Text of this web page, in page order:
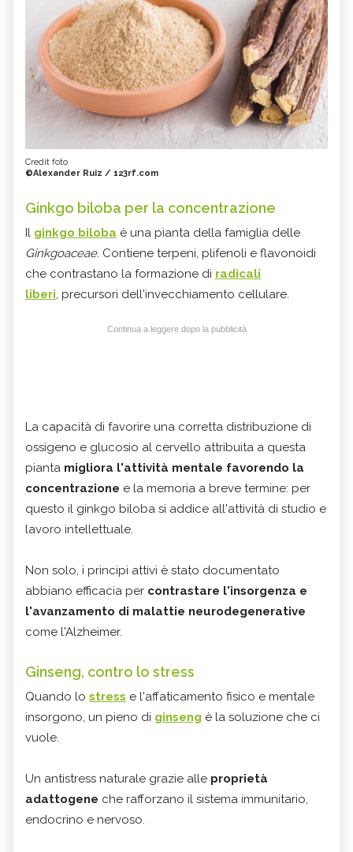
Credit foto
©Alexander Ruiz / 123rf.com
Ginkgo biloba per la concentrazione
Il ginkgo biloba è una pianta della famiglia delle
Ginkgoaceae. Contiene terpeni, plifenoli e flavonoidi
che contrastano la formazione di radicali
liberi, precursori dell'invecchiamento cellulare.
Continua a leggere dopo la pubblicità
La capacità di favorire una corretta distribuzione di
ossigeno e glucosio al cervello attribuita a questa
pianta migliora l'attività mentale favorendo la
concentrazione e la memoria a breve termine: per
questo il ginkgo biloba si addice all'attività di studio e
lavoro intellettuale.
Non solo, i principi attivi è stato documentato
abbiano efficacia per contrastare l'insorgenza e
l'avanzamento di malattie neurodegenerative
come l'Alzheimer.
Ginseng, contro lo stress
Quando lo stress e l'affaticamento fisico e mentale
insorgono, un pieno di ginseng è la soluzione che ci
vuole.
Un antistress naturale grazie alle proprietà
adattogene che rafforzano il sistema immunitario,
endocrino e nervoso.